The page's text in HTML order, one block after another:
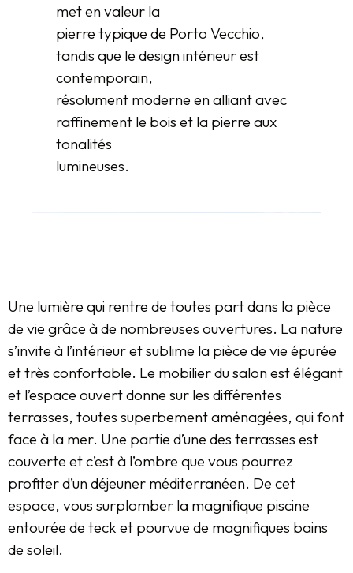
met en valeur la
pierre typique de Porto Vecchio,
tandis que le design intérieur est
contemporain,
résolument moderne en alliant avec
raffinement le bois et la pierre aux
tonalités
lumineuses.
Une lumière qui rentre de toutes part dans la pièce
de vie grâce à de nombreuses ouvertures. La nature
s’invite à l’intérieur et sublime la pièce de vie épurée
et très confortable. Le mobilier du salon est élégant
et l’espace ouvert donne sur les différentes
terrasses, toutes superbement aménagées, qui font
face à la mer. Une partie d’une des terrasses est
couverte et c’est à l’ombre que vous pourrez
profiter d’un déjeuner méditerranéen. De cet
espace, vous surplomber la magnifique piscine
entourée de teck et pourvue de magnifiques bains
de soleil.